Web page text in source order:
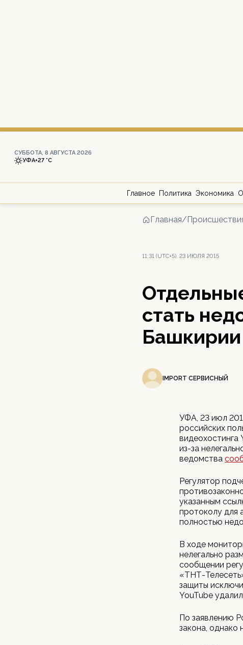
СУББОТА, 8 АВГУСТА 2026
УФА+27 °С
Главное Политика Экономика
Главная/
11:31 (UTC+5), 23 ИЮЛЯ 2015
стать
Башкирии
IMPORT СЕРВИСНЫЙ
УФА, 23 июл
российских
видеохостинга
из-за
ведомства
Регулятор
указанным
протоколу для
полностью
В ходе
нелегально
сообщении
«ТНТ-
защиты
YouTube
По заявлению
закона, однако